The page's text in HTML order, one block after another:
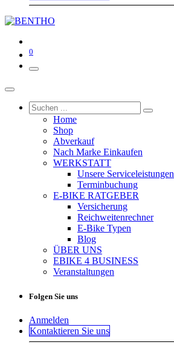
0
Home
Shop
Abverkauf
Nach Marke Einkaufen
WERKSTATT
Unsere Serviceleistungen
Terminbuchung
E-BIKE RATGEBER
Versicherung
Reichweitenrechner
E-Bike Typen
Blog
ÜBER UNS
EBIKE 4 BUSINESS
Veranstaltungen
Folgen Sie uns
Anmelden
Kontaktieren Sie uns